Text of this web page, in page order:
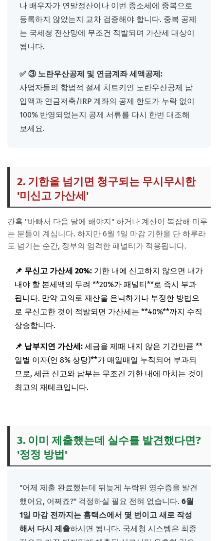
나 배우자가 연말정산이나 이번 종소세에 중복으로
등록하지 않았는지 교차 검증해야 합니다. 중복 공제
는 국세청 전산망에 무조건 적발되며 가산세 대상이
됩니다.
✅ ③ 노란우산공제 및 연금계좌 세액공제:
사업자들의 합법적 절세 치트키인 노란우산공제 납
입액과 연금저축/IRP 계좌의 공제 한도가 누락 없이
100% 반영되었는지 공제 서류를 다시 한번 대조해
보세요.
2. 기한을 넘기면 청구되는 무시무시한
'미신고 가산세'
간혹 "바빠서 다음 달에 해야지" 하거나 계산이 복잡해 미루
는 분들이 계십니다. 하지만 6월 1일 마감 기한을 단 하루라
도 넘기는 순간, 정부의 엄격한 패널티가 적용됩니다.
📌 무신고 가산세 20%: 기한 내에 신고하지 않으면 내가
내야 할 본세액의 무려 **20%가 패널티**로 즉시 부과
됩니다. 만약 고의로 재산을 은닉하거나 부정한 방법으
로 무신고한 것이 적발되면 가산세는 **40%**까지 수직
상승합니다.
📌 납부지연 가산세: 세금을 제때 내지 않은 기간만큼 **
일별 이자(연 8% 상당)**가 매일매일 누적되어 부과되
므로, 세금 신고와 납부는 무조건 기한 내에 마치는 것이
최고의 재테크입니다.
3. 이미 제출했는데 실수를 발견했다면?
'정정 방법'
"어제 제출 완료했는데 뒤늦게 누락된 영수증을 발견
했어요, 어쩌죠?" 걱정하실 필요 전혀 없습니다. 6월
1일 마감 전까지는 홈택스에서 몇 번이고 새로 작성
해서 다시 제출하시면 됩니다. 국세청 시스템은 최종